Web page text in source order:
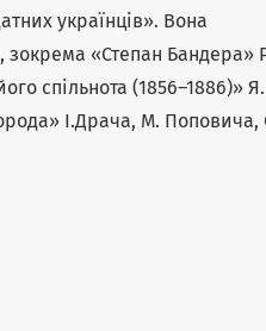
українців». Вона
зокрема «Степан Бандера»
спільнота (1856–1886)» Я.
І.Драча, М. Поповича,